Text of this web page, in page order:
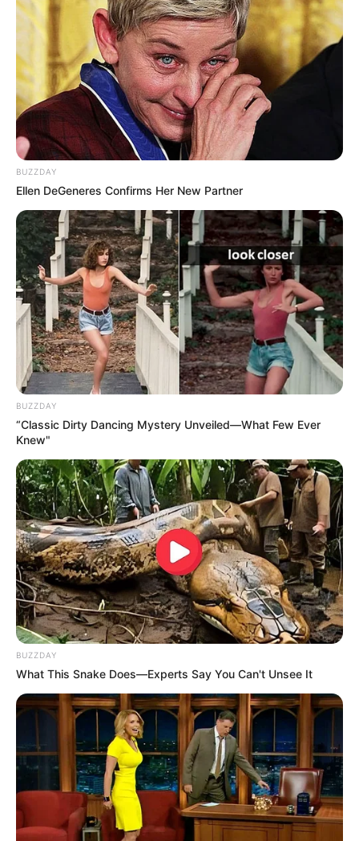
BUZZDAY
Ellen DeGeneres Confirms Her New Partner
BUZZDAY
“Classic Dirty Dancing Mystery Unveiled—What Few Ever
Knew"
BUZZDAY
What This Snake Does—Experts Say You Can't Unsee It